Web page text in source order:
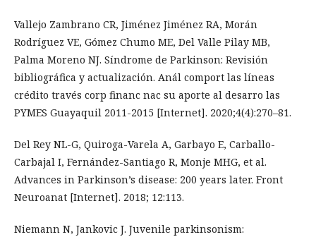
Vallejo Zambrano CR, Jiménez Jiménez RA, Morán
Rodríguez VE, Gómez Chumo ME, Del Valle Pilay MB,
Palma Moreno NJ. Síndrome de Parkinson: Revisión
bibliográfica y actualización. Anál comport las líneas
crédito través corp financ nac su aporte al desarro las
PYMES Guayaquil 2011-2015 [Internet]. 2020;4(4):270–81.
Del Rey NL-G, Quiroga-Varela A, Garbayo E, Carballo-
Carbajal I, Fernández-Santiago R, Monje MHG, et al.
Advances in Parkinson’s disease: 200 years later. Front
Neuroanat [Internet]. 2018; 12:113.
Niemann N, Jankovic J. Juvenile parkinsonism: